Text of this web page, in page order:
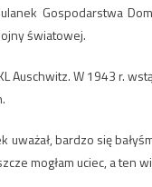
Gospodarstwa
światowej.
Auschwitz. W 1943 r.
bardzo się
mogłam uciec, a ten